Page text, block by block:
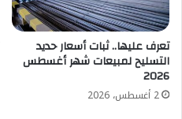
تعرف عليها.. ثبات أسعار حديد
التسليح لمبيعات شهر أغسطس
2026
2 أغسطس، 2026